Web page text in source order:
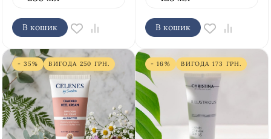
В кошик В кошик
- 35% ВИГОДА 250 ГРН. - 16% ВИГОДА 173 ГРН.